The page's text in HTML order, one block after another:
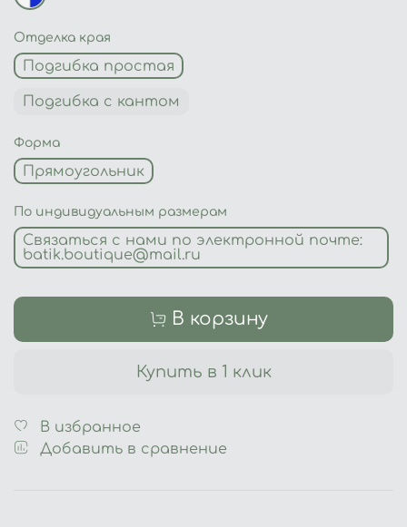
Отделка края
Подгибка простая
Подгибка с кантом
Форма
Прямоугольник
По индивидуальным размерам
Связаться с нами по электронной почте:
batik.boutique@mail.ru
В корзину
Купить в 1 клик
В избранное
Добавить в сравнение